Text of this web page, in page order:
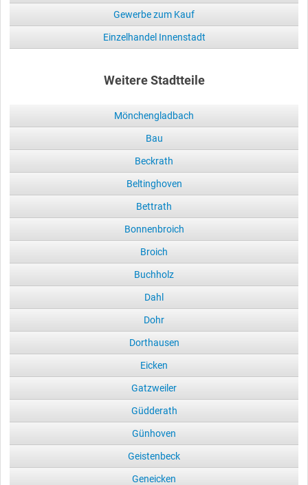
Gewerbe zum Kauf
Einzelhandel Innenstadt
Weitere Stadtteile
Mönchengladbach
Bau
Beckrath
Beltinghoven
Bettrath
Bonnenbroich
Broich
Buchholz
Dahl
Dohr
Dorthausen
Eicken
Gatzweiler
Güdderath
Günhoven
Geistenbeck
Geneicken